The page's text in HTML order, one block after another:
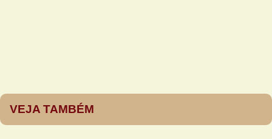
VEJA TAMBÉM